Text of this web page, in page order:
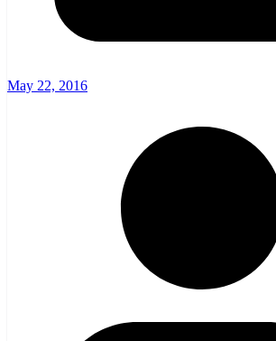
May 22, 2016